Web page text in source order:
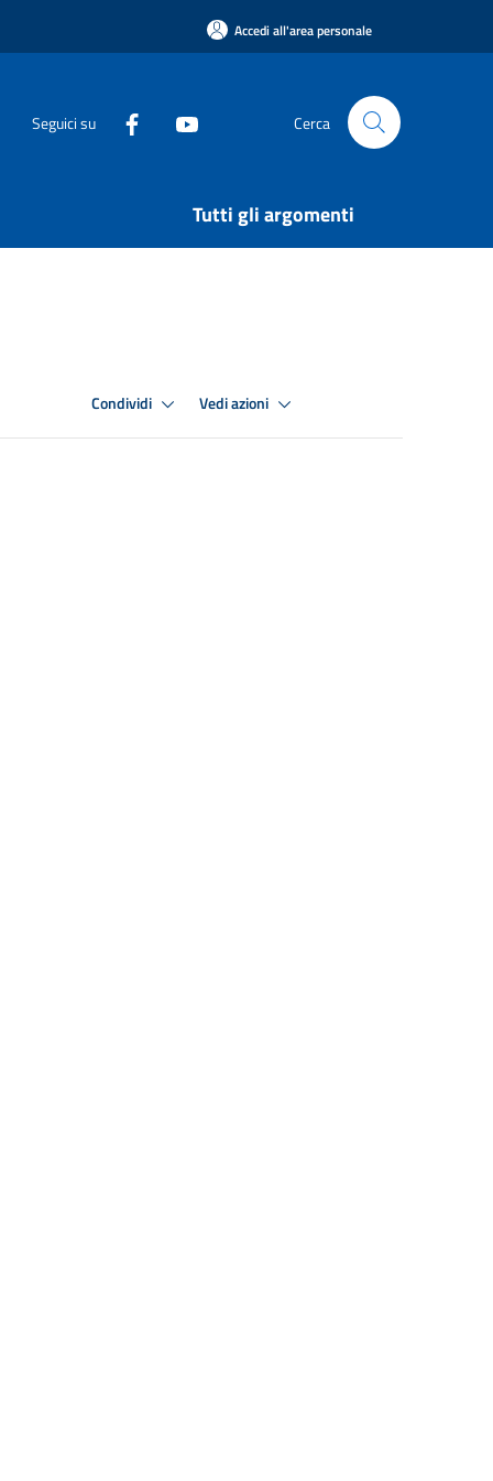
Accedi all'area personale
Seguici su Cerca
Tutti gli argomenti
Condividi Vedi azioni